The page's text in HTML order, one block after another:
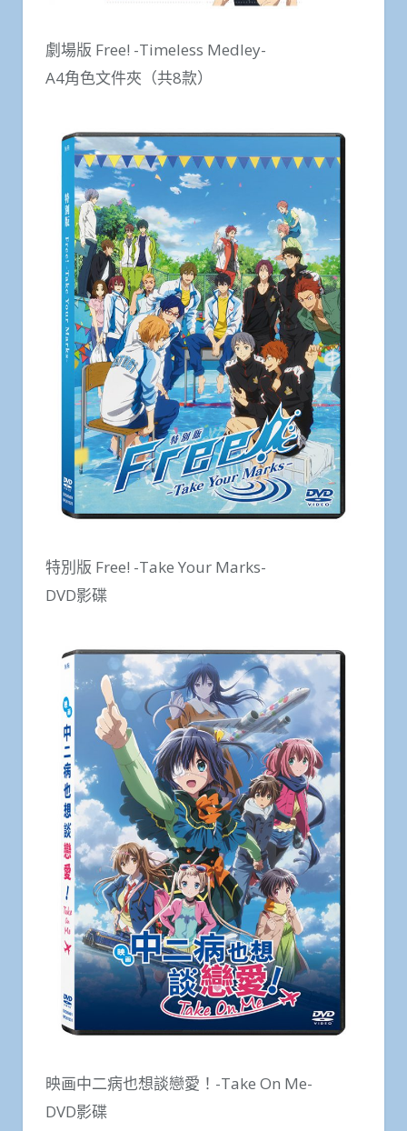
劇場版 Free! -Timeless Medley-
A4角色文件夾（共8款）
特別版 Free! -Take Your Marks-
DVD影碟
映画中二病也想談戀愛！-Take On Me-
DVD影碟